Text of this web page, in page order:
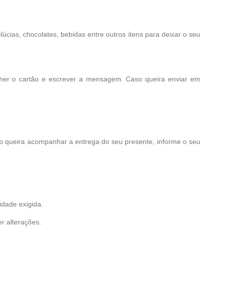
chocolates, bebidas entre outros itens para deixar o seu
o cartão e escrever a mensagem. Caso queira enviar em
acompanhar a entrega do seu presente, informe o seu
exigida.
alterações.